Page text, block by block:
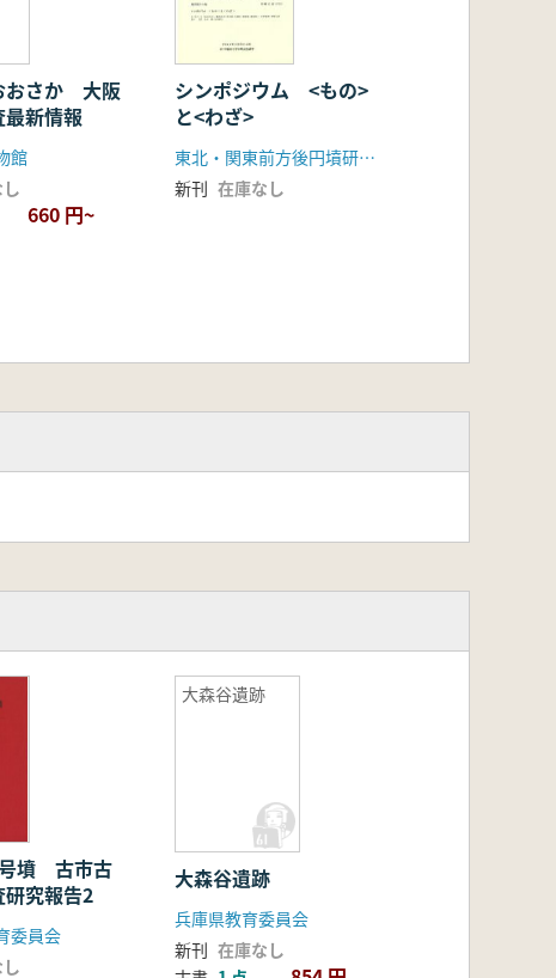
おさか 大阪
新情報
館
660 円~
シンポジウム <もの>
と<わざ>
東北・関東前方後円墳研究会
新刊 在庫なし
墳 古市古
究報告2
委員会
大森谷遺跡
大森谷遺跡
兵庫県教育委員会
新刊 在庫なし